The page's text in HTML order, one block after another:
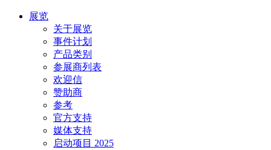
展览
关于展览
事件计划
产品类别
参展商列表
欢迎信
赞助商
参考
官方支持
媒体支持
启动项目 2025